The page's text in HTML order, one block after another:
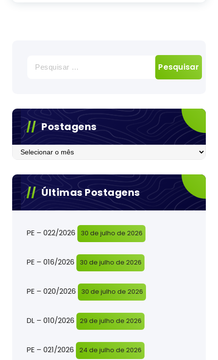
por:
Postagens
Postagens
Últimas Postagens
PE – 022/2026 30 de julho de 2026
PE – 016/2026 30 de julho de 2026
PE – 020/2026 30 de julho de 2026
DL – 010/2026 29 de julho de 2026
PE – 021/2026 24 de julho de 2026